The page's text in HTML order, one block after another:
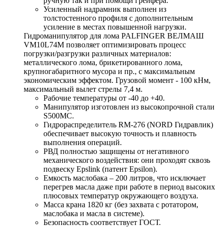
Усиленный надрамник выполнен из
толстостенного профиля с дополнительным
усиление в местах повышенной нагрузки.
Гидроманипулятор для лома PALFINGER ВЕЛМАШ
VM10L74M позволяет оптимизировать процесс
погрузки/разгрузки различных материалов:
металлического лома, брикетированного лома,
крупногабаритного мусора и пр., с максимальным
экономическим эффектом. Грузовой момент - 100 кНм,
максимальный вылет стрелы 7,4 м.
Рабочие температуры от -40 до +40.
Манипулятор изготовлен из высокопрочной стали
S500MC.
Гидрораспределитель RM-276 (NORD Гидравлик)
обеспечивает высокую точность и плавность
выполнения операций.
РВД полностью защищены от негативного
механического воздействия: они проходят сквозь
подвеску Epslink (патент Epsilon).
Емкость маслобака – 200 литров, что исключает
перегрев масла даже при работе в период высоких
плюсовых температур окружающего воздуха.
Масса крана 1820 кг (без захвата с ротатором,
маслобака и масла в системе).
Безопасность соответствует ГОСТ.